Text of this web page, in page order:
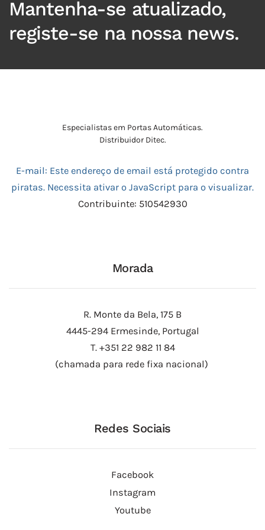
Mantenha-se atualizado,
registe-se na nossa news.
Especialistas em Portas Automáticas.
Distribuidor Ditec.
E-mail: Este endereço de email está protegido contra
piratas. Necessita ativar o JavaScript para o visualizar.
Contribuinte: 510542930
Morada
R. Monte da Bela, 175 B
4445-294 Ermesinde, Portugal
T. +351 22 982 11 84
(chamada para rede fixa nacional)
Redes Sociais
Facebook
Instagram
Youtube